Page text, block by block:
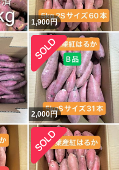
1,900円
2,000円